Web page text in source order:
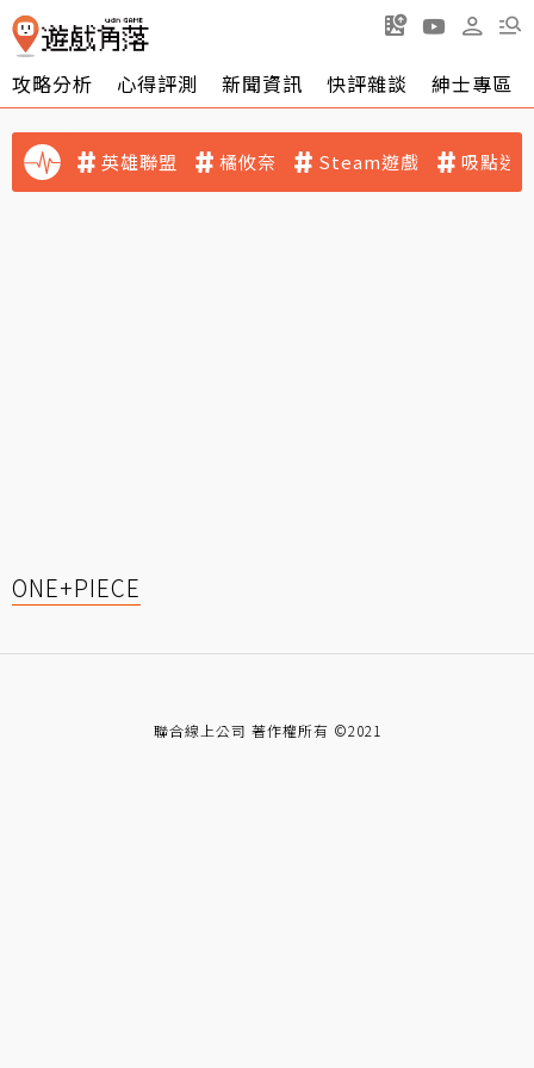
攻略分析 心得評測 新聞資訊 快評雜談 紳士專區
英雄聯盟 橘攸奈 Steam遊戲 吸點迷
ONE+PIECE
聯合線上公司 著作權所有 ©2021